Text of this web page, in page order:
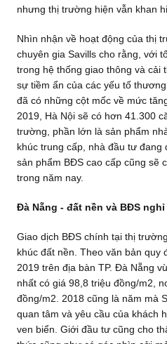
nhưng thị trường hiện vẫn khan
Nhìn nhận về hoạt động của thị
chuyên gia Savills cho rằng, với
trong hệ thống giao thông và cải
sự tiềm ẩn của các yếu tố
đã có những cột mốc về mức
2019, Hà Nội sẽ có hơn 41.300
trường, phần lớn là sản phẩm
khúc trung cấp, nhà đầu tư đang
sản phẩm BĐS cao cấp cũng sẽ
trong năm nay.
Đà Nẵng - đất nền và BĐS
Giao dịch BĐS chính tại thị
khúc đất nền. Theo văn bản quy
2019 trên địa bàn TP. Đà Nẵng
nhất có giá 98,8 triệu đồng/m2,
đồng/m2. 2018 cũng là năm mà
quan tâm và yêu cầu của khách
ven biển. Giới đầu tư cũng cho